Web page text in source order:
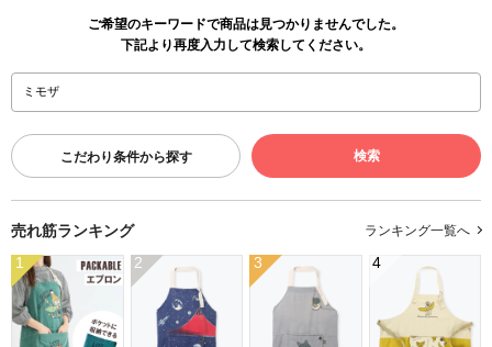
ご希望のキーワードで商品は見つかりませんでした。
下記より再度入力して検索してください。
こだわり条件から探す
売れ筋ランキング ランキング一覧へ
1 2 3 4